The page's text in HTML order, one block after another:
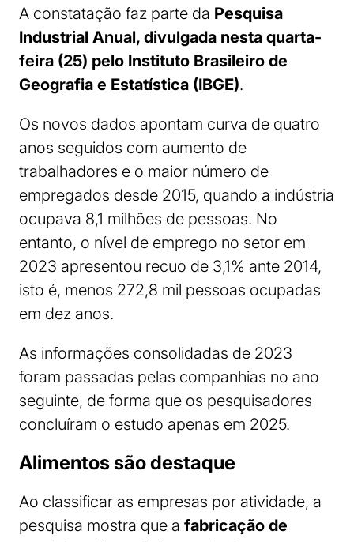
A constatação faz parte da Pesquisa
Industrial Anual, divulgada nesta quarta-
feira (25) pelo Instituto Brasileiro de
Geografia e Estatística (IBGE).
Os novos dados apontam curva de quatro
anos seguidos com aumento de
trabalhadores e o maior número de
empregados desde 2015, quando a indústria
ocupava 8,1 milhões de pessoas. No
entanto, o nível de emprego no setor em
2023 apresentou recuo de 3,1% ante 2014,
isto é, menos 272,8 mil pessoas ocupadas
em dez anos.
As informações consolidadas de 2023
foram passadas pelas companhias no ano
seguinte, de forma que os pesquisadores
concluíram o estudo apenas em 2025.
Alimentos são destaque
Ao classificar as empresas por atividade, a
pesquisa mostra que a fabricação de